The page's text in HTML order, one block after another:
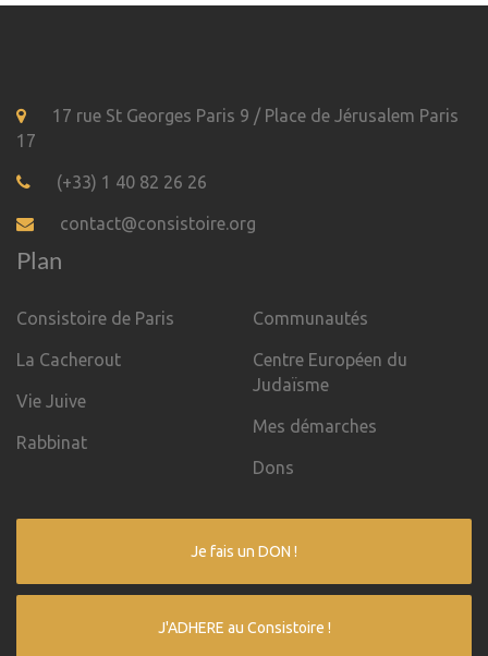
17 rue St Georges Paris 9 / Place de Jérusalem Paris
17
(+33) 1 40 82 26 26
contact@consistoire.org
Plan
Consistoire de Paris
La Cacherout
Vie Juive
Rabbinat
Communautés
Centre Européen du
Judaïsme
Mes démarches
Dons
Je fais un DON !
J'ADHERE au Consistoire !